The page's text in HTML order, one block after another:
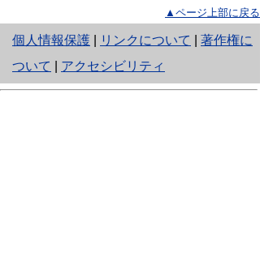
▲ページ上部に戻る
個人情報保護
と
り
ネ
リンクについて
著作権に
ついて
アクセシビリティ